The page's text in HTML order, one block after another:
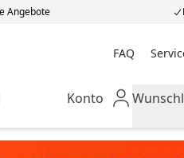
Angebote
FAQ
Mein Konto
Konto